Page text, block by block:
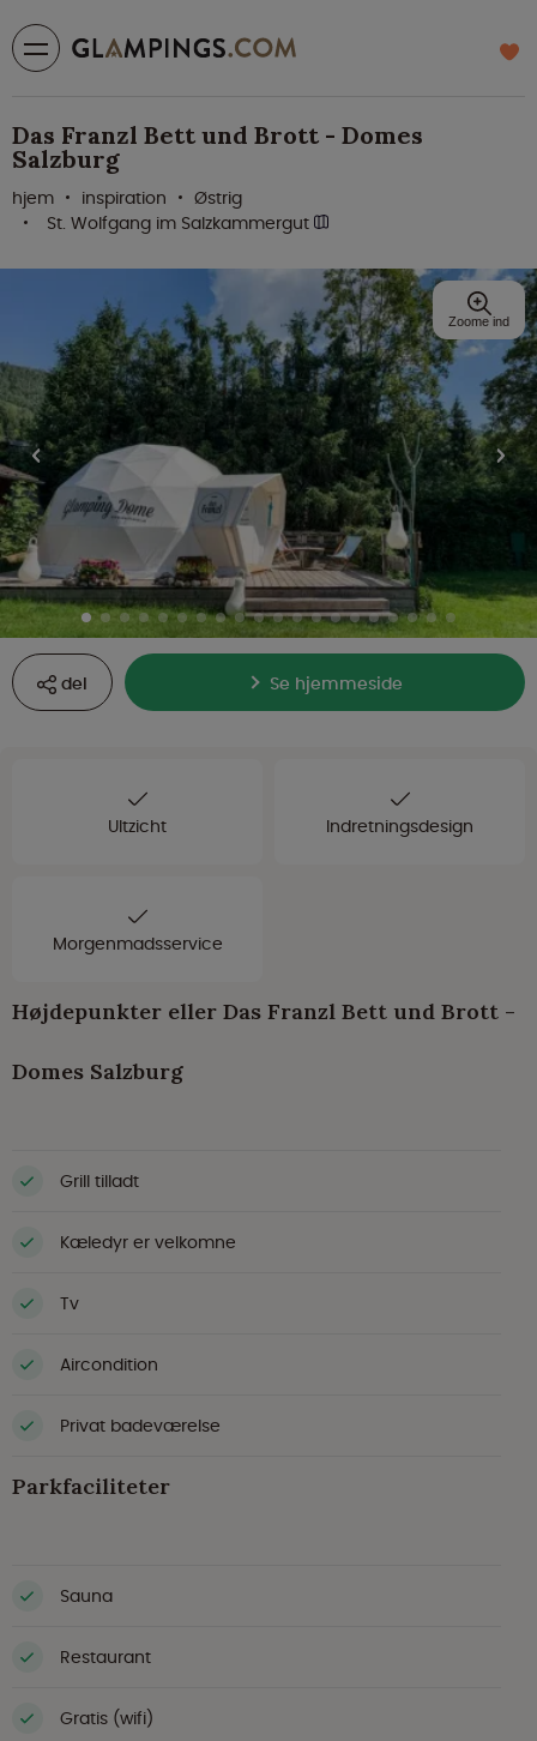
Das Franzl Bett und Brott - Domes
Salzburg
hjem inspiration
Østrig
St. Wolfgang im Salzkammergut
del Se hjemmeside
Zoome ind
UItzicht Indretningsdesign
Morgenmadsservice
Højdepunkter eller Das Franzl Bett und Brott -
Domes Salzburg
Grill tilladt
Kæledyr er velkomne
Tv
Aircondition
Privat badeværelse
Parkfaciliteter
Sauna
Restaurant
Gratis (wifi)